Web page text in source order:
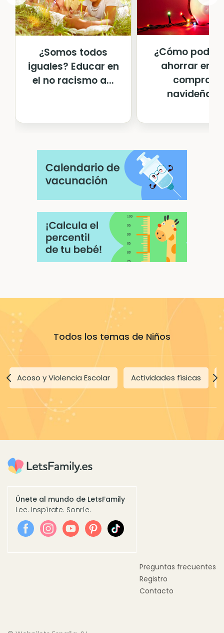
¿Somos todos
iguales? Educar en
el no racismo a...
¿Cómo
ahorrar en
compras
navideñas?
Todos los temas de Niños
Acoso y Violencia Escolar Actividades físicas
Únete al mundo de LetsFamily
Lee. Inspírate. Sonríe.
Preguntas frecuentes
Registro
Contacto